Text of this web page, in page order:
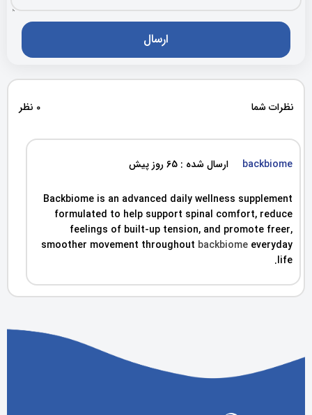
نظرات شما 0 نظر
backbiome ارسال شده : 65 روز پیش
Backbiome is an advanced daily wellness supplement
formulated to help support spinal comfort, reduce
feelings of built-up tension, and promote freer,
smoother movement throughout backbiome everyday
life.